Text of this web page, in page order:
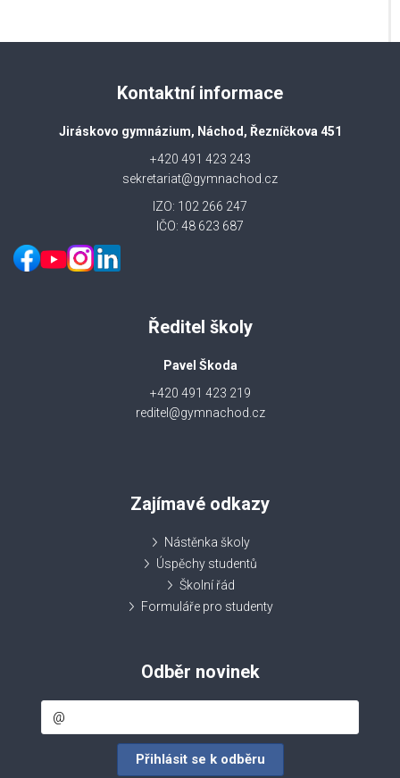
Kontaktní informace
Jiráskovo gymnázium, Náchod, Řezníčkova 451
+420 491 423 243
sekretariat@gymnachod.cz
IZO: 102 266 247
IČO: 48 623 687
Ředitel školy
Pavel Škoda
+420 491 423 219
reditel@gymnachod.cz
Zajímavé odkazy
Nástěnka školy
Úspěchy studentů
Školní řád
Formuláře pro studenty
Odběr novinek